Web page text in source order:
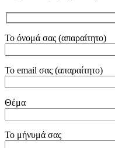
Το όνομά σας (απαραίτητο)
Το email σας (απαραίτητο)
Θέμα
Το μήνυμά σας